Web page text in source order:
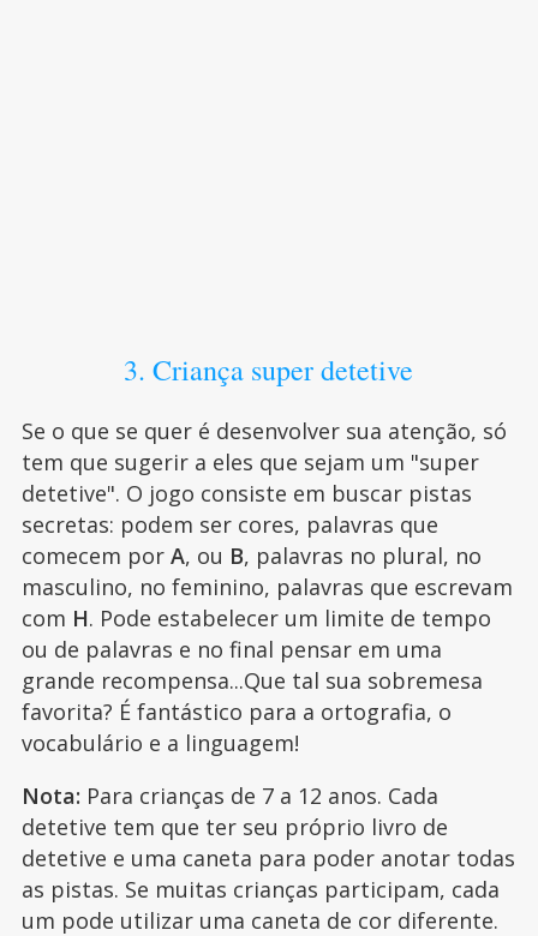
3. Criança super detetive
Se o que se quer é desenvolver sua atenção, só
tem que sugerir a eles que sejam um "super
detetive". O jogo consiste em buscar pistas
secretas: podem ser cores, palavras que
comecem por A, ou B, palavras no plural, no
masculino, no feminino, palavras que escrevam
com H. Pode estabelecer um limite de tempo
ou de palavras e no final pensar em uma
grande recompensa...Que tal sua sobremesa
favorita? É fantástico para a ortografia, o
vocabulário e a linguagem!
Nota: Para crianças de 7 a 12 anos. Cada
detetive tem que ter seu próprio livro de
detetive e uma caneta para poder anotar todas
as pistas. Se muitas crianças participam, cada
um pode utilizar uma caneta de cor diferente.